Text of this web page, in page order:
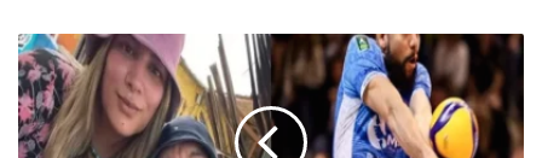
Fallece
el
capitán
de
la